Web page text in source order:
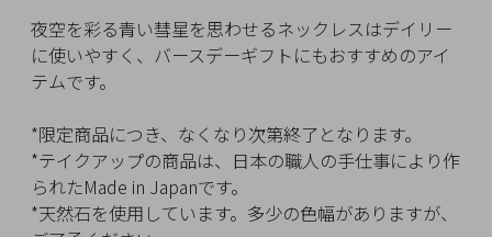
夜空を彩る青い彗星を思わせるネックレスはデイリー
に使いやすく、バースデーギフトにもおすすめのアイ
テムです。
*限定商品につき、なくなり次第終了となります。
*テイクアップの商品は、日本の職人の手仕事により作
られたMade in Japanです。
*天然石を使用しています。多少の色幅がありますが、
イ
テ
ム
最
近
チ